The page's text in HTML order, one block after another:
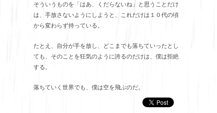
そういうものを「はあ、くだらないね」と思うことだけ
は、手放さないようにしようと、これだけは１０代の頃
から変わらず持っている。
たとえ、自分が手を放し、どこまでも落ちていったとし
ても、そのことを狂気のように誇るのだけは、僕は拒絶
する。
落ちていく世界でも、僕は空を飛ぶのだ。